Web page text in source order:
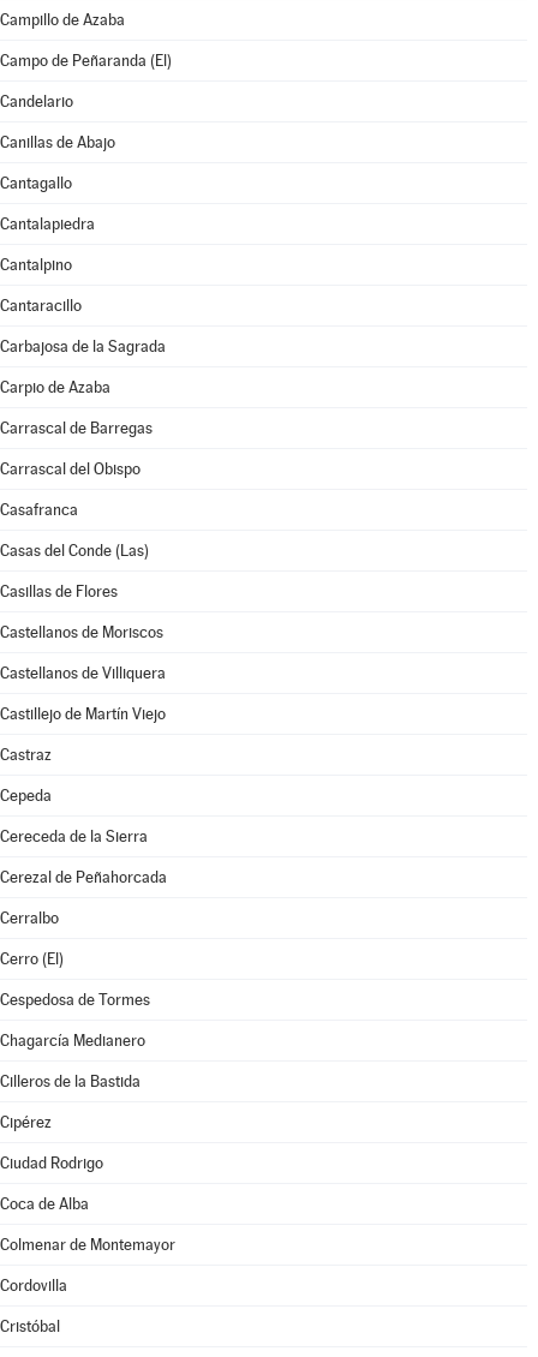
Campillo de Azaba
Campo de Peñaranda (El)
Candelario
Canillas de Abajo
Cantagallo
Cantalapiedra
Cantalpino
Cantaracillo
Carbajosa de la Sagrada
Carpio de Azaba
Carrascal de Barregas
Carrascal del Obispo
Casafranca
Casas del Conde (Las)
Casillas de Flores
Castellanos de Moriscos
Castellanos de Villiquera
Castillejo de Martín Viejo
Castraz
Cepeda
Cereceda de la Sierra
Cerezal de Peñahorcada
Cerralbo
Cerro (El)
Cespedosa de Tormes
Chagarcía Medianero
Cilleros de la Bastida
Cipérez
Ciudad Rodrigo
Coca de Alba
Colmenar de Montemayor
Cordovilla
Cristóbal